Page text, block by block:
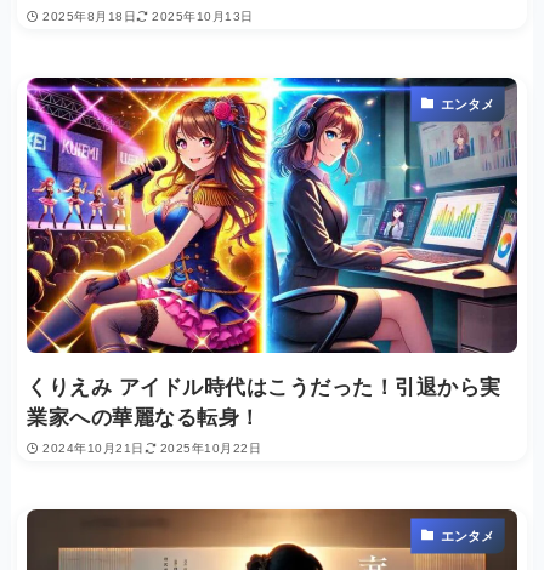
2025年8月18日 2025年10月13日
エンタメ
くりえみ アイドル時代はこうだった！引退から実
業家への華麗なる転身！
2024年10月21日 2025年10月22日
エンタメ